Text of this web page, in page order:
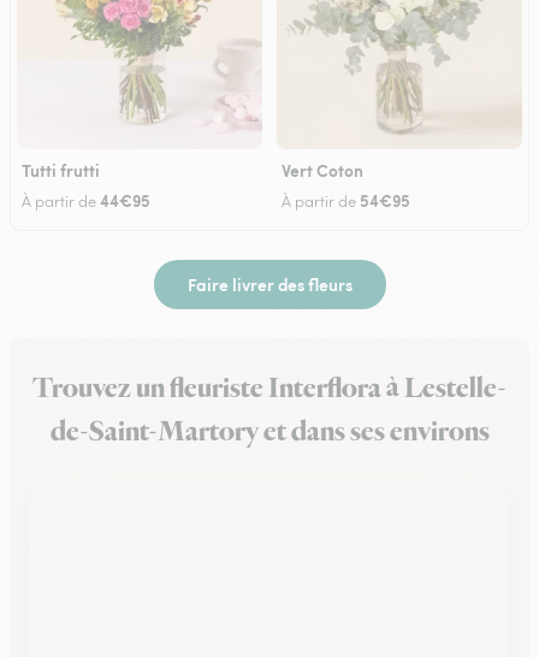
Tutti frutti
À partir de44€95
Vert Coton
À partir de 54€95
Faire livrer des fleurs
Trouvez un fleuriste Interflora à Lestelle-
de-Saint-Martory et dans ses environs